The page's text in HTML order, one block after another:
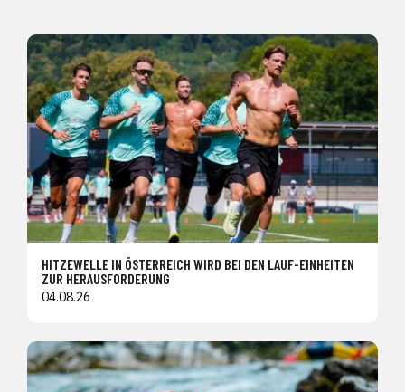
HITZEWELLE IN ÖSTERREICH WIRD BEI DEN LAUF-EINHEITEN
ZUR HERAUSFORDERUNG
04.08.26